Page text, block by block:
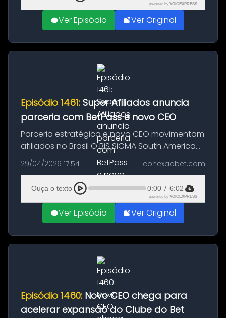
powered by VOICEXPRESS
Ver Episódio Ver Original
Episódio 1461: Super Afiliados anuncia
parceria com BetPass e novo CEO
Parceria estratégica e novo CEO movimentam
afiliados no Brasil O BiS SiGMA South America
foi palco de anúncios importantes para o
mercado brasileiro de iGaming, especialmente
no segmento de afiliados....
29/04/2026 17:54 conexaobet.com
Ouça o texto 0:00 / 6:02
powered by VOICEXPRESS
Ver Episódio Ver Original
Episódio 1460: Novo CEO chega para
acelerar expansão do Clube do Bet